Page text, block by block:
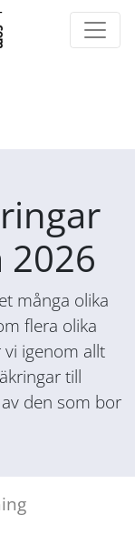
2026
många olika
flera olika
igenom allt
till
den som bor